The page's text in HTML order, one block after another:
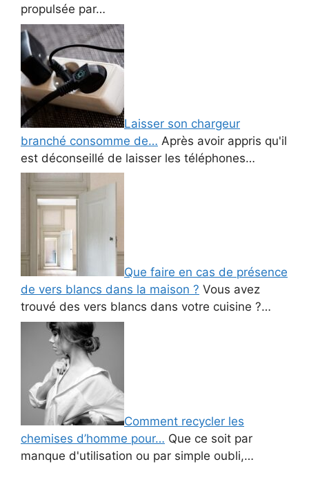
propulsée par…
Laisser son chargeur
branché consomme de… Après avoir appris qu'il
est déconseillé de laisser les téléphones…
Que faire en cas de présence
de vers blancs dans la maison ? Vous avez
trouvé des vers blancs dans votre cuisine ?…
Comment recycler les
chemises d’homme pour… Que ce soit par
manque d'utilisation ou par simple oubli,…